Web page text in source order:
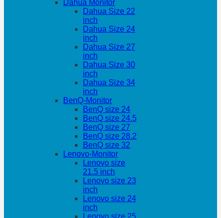
Dahua Monitor
Dahua Size 22
inch
Dahua Size 24
inch
Dahua Size 27
inch
Dahua Size 30
inch
Dahua Size 34
inch
BenQ-Monitor
BenQ size 24
BenQ size 24.5
BenQ size 27
BenQ size 28.2
BenQ size 32
Lenovo-Monitor
Lenovo size
21.5 inch
Lenovo size 23
inch
Lenovo size 24
inch
Lenovo size 25